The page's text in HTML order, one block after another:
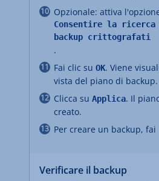
Opzionale: attiva
Consentire la ricerca
backup crittografati
.
Fai clic su OK. Viene
vista del piano di backup.
Clicca su Applica. Il
creato.
Per creare un backup,
Verificare il backup